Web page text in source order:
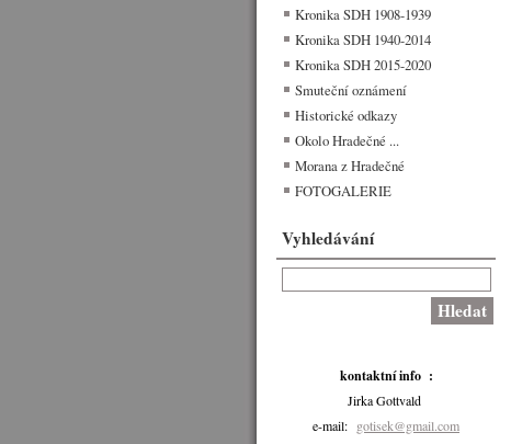
Kronika SDH 1908-1939
Kronika SDH 1940-2014
Kronika SDH 2015-2020
Smuteční oznámení
Historické odkazy
Okolo Hradečné ...
Morana z Hradečné
FOTOGALERIE
Vyhledávání
kontaktní info :
Jirka Gottvald
e-mail: gotisek@gmail.com